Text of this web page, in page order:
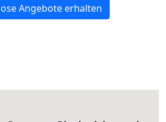
Angebote erhalten